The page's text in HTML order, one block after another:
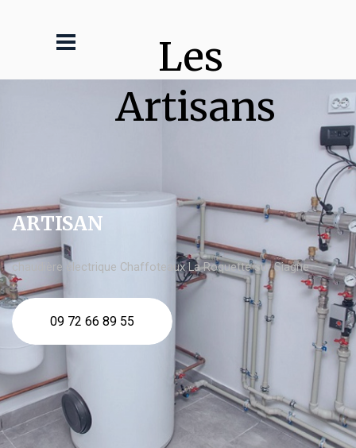
Les
Artisans
ARTISAN
chaudière électrique Chaffoteaux La Roquette sur Siagne
09 72 66 89 55